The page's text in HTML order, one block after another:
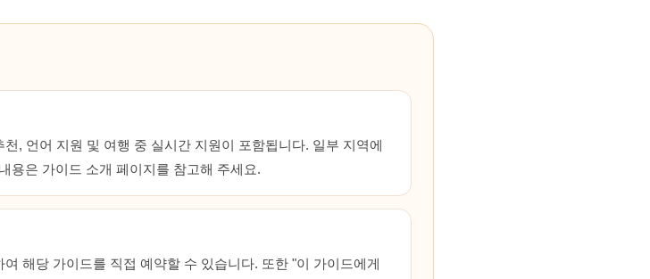
, 언어 지원 및 여행 중 실시간 지원이 포함됩니다. 일부 지역에
용은 가이드 소개 페이지를 참고해 주세요.
해당 가이드를 직접 예약할 수 있습니다. 또한 "이 가이드에게